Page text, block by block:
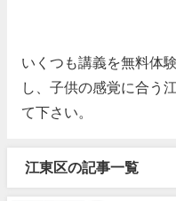
いくつも講義を無料体
し、子供の感覚に合う
て下さい。
江東区の記事一覧